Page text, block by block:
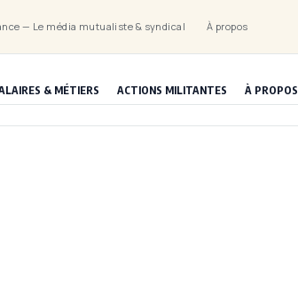
— Le média mutualiste & syndical À propos
& MÉTIERS ACTIONS MILITANTES À PROPOS